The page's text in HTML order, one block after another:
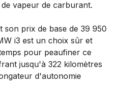
vapeur de carburant.
son prix de base de 39 950
i3 est un choix sûr et
pour peaufiner ce
jusqu'à 322 kilomètres
d'autonomie